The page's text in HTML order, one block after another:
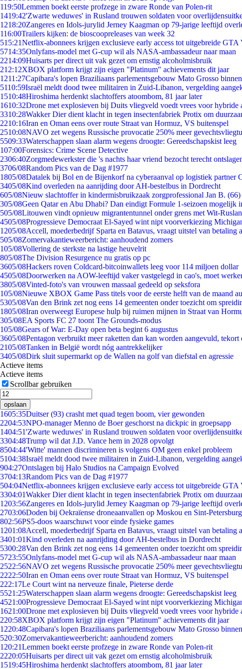
119:50Lemmen boekt eerste profzege in zware Ronde van Polen-rit
1419:42'Zwarte weduwes' in Rusland trouwen soldaten voor
1218:20Zangeres en Idols-jurylid Jerney Kaagman op 79-jarige leeftijd
116:00Trailers kijken: de bioscoopreleases van week 32
515:21Netflix-abonnees krijgen exclusieve early access tot uitgebreide
5714:35Onlyfans-model met G-cup wil als NASA-ambassadeur naar maan
2214:09Huisarts per direct uit vak gezet om ernstig alcoholmisbruik
212:12XBOX platform krijgt zijn eigen "Platinum" achievements dit jaar
1211:27Capibara's lopen Braziliaans parlementsgebouw Mato Grosso binnen
5110:59Israël meldt dood twee militairen in Zuid-Libanon, vergelding
1510:48Hiroshima herdenkt slachtoffers atoombom, 81 jaar later
1610:32Drone met explosieven bij Duits vliegveld voedt vrees voor hybride
3310:28Wakker Dier dient klacht in tegen insectenfabriek Protix om
2210:16Iran en Oman eens over route Straat van Hormuz, VS buitenspel
2510:08NAVO zet wegens Russische provocatie 250% meer
5509:33Waterschappen slaan alarm wegens droogte: Gereedschapskist leeg
107:00Forensics: Crime Scene Detective
2306:40Zorgmedewerkster die 's nachts haar vriend bezocht terecht
3706/08Random Pics van de Dag #1977
1805/08Datalek bij Bol en de Bijenkorf na cyberaanval op logistiek partner
3405/08Kind overleden na aanrijding door AH-bestelbus in Dordrecht
605/08Nieuw slachtoffer in kindermisbruikzaak zorgprofessional Jan B. (66)
305/08Geen Qatar en Abu Dhabi? Dan eindigt Formule 1-seizoen mogelijk
505/08Litouwen vindt opnieuw migrantentunnel onder grens met Wit-
4505/08Progressieve Democraat El-Sayed wint nipt voorverkiezing
1205/08Accell, moederbedrijf Sparta en Batavus, vraagt uitstel van betaling
505/08Zomervakantieweerbericht: aanhoudend zomers
105/08Vollering de sterkste na lastige heuvelrit
805/08The Division Resurgence nu gratis op pc
3605/08Hackers roven Coldcard-bitcoinwallets leeg voor 114 miljoen dollar
4505/08Doorwerken na AOW-leeftijd vaker vastgelegd in cao's, moet
3805/08Vinted-foto's van vrouwen massaal gedeeld op seksfora
105/08Nieuwe XBOX Game Pass titels voor de eerste helft van de maand
5305/08Van den Brink zet nog eens 14 gemeenten onder toezicht om
1805/08Iran overweegt Europese hulp bij ruimen mijnen in Straat van
305/08EA Sports FC 27 toont The Grounds-modus
105/08Gears of War: E-Day open beta begint 6 augustus
3605/08Pentagon verbruikt meer raketten dan kan worden aangevuld, tekort
2105/08Tanken in België wordt nóg aantrekkelijker
3405/08Dirk sluit supermarkt op de Wallen na golf van diefstal en agressie
Actieve items
Actieve items
Scrollbar gebruiken
opslaan
1605:35Duitser (93) crasht met quad tegen boom, vier gewonden
2204:53NPO-manager Menno de Boer geschorst na dickpic in groepsapp
1404:51'Zwarte weduwes' in Rusland trouwen soldaten voor
3304:48Trump wil dat J.D. Vance hem in 2028 opvolgt
8504:44'Witte' mannen discrimineren is volgens OM geen enkel probleem
5104:38Israël meldt dood twee militairen in Zuid-Libanon, vergelding
904:27Ontslagen bij Halo Studios na Campaign Evolved
3704:13Random Pics van de Dag #1977
504:04Netflix-abonnees krijgen exclusieve early access tot uitgebreide
3304:01Wakker Dier dient klacht in tegen insectenfabriek Protix om
1203:56Zangeres en Idols-jurylid Jerney Kaagman op 79-jarige leeftijd
2703:06Doden bij Oekraïense droneaanvallen op Moskou en Sint-Petersburg
802:56PS5-doos waarschuwt voor einde fysieke games
1201:08Accell, moederbedrijf Sparta en Batavus, vraagt uitstel van betaling
3401:01Kind overleden na aanrijding door AH-bestelbus in Dordrecht
5300:28Van den Brink zet nog eens 14 gemeenten onder toezicht om
5723:55Onlyfans-model met G-cup wil als NASA-ambassadeur naar maan
2522:56NAVO zet wegens Russische provocatie 250% meer
2222:50Iran en Oman eens over route Straat van Hormuz, VS buitenspel
222:17Le Court wint na nerveuze finale, Pieterse derde
5521:25Waterschappen slaan alarm wegens droogte: Gereedschapskist leeg
4521:00Progressieve Democraat El-Sayed wint nipt voorverkiezing
1621:00Drone met explosieven bij Duits vliegveld voedt vrees voor hybride
220:58XBOX platform krijgt zijn eigen "Platinum" achievements dit jaar
1220:48Capibara's lopen Braziliaans parlementsgebouw Mato Grosso binnen
520:30Zomervakantieweerbericht: aanhoudend zomers
1 20:21Lemmen boekt eerste profzege in zware Ronde van Polen-rit
2220:05Huisarts per direct uit vak gezet om ernstig alcoholmisbruik
1519:45Hiroshima herdenkt slachtoffers atoombom, 81 jaar later